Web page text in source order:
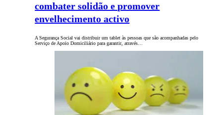
combater solidão e promover
envelhecimento activo
A Segurança Social vai distribuir um tablet às pessoas que são acompanhadas pelo
Serviço de Apoio Domiciliário para garantir, através…